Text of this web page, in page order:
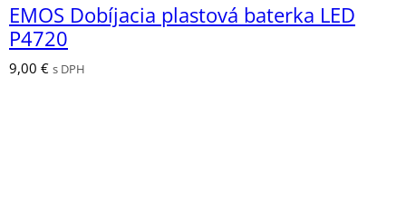
EMOS Dobíjacia plastová baterka LED
P4720
9,00 € s DPH